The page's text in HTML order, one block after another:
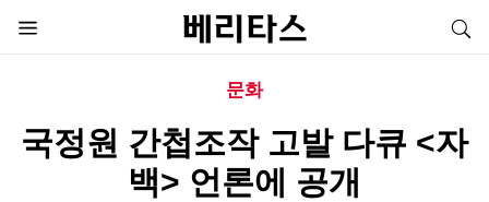
문화
국정원 간첩조작 고발 다큐 <자
백> 언론에 공개